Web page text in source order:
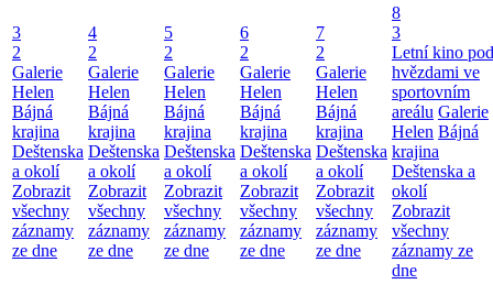
3
2
Galerie
Helen
Bájná
krajina
Deštenska
a okolí
Zobrazit
všechny
záznamy
ze dne
4
2
Galerie
Helen
Bájná
krajina
Deštenska
a okolí
Zobrazit
všechny
záznamy
ze dne
5
2
Galerie
Helen
Bájná
krajina
Deštenska
a okolí
Zobrazit
všechny
záznamy
ze dne
6
2
Galerie
Helen
Bájná
krajina
Deštenska
a okolí
Zobrazit
všechny
záznamy
ze dne
7
2
Galerie
Helen
Bájná
krajina
Deštenska
a okolí
Zobrazit
všechny
záznamy
ze dne
8
3
Letní kino pod
hvězdami ve
sportovním
areálu Galerie
Helen Bájná
krajina
Deštenska a
okolí
Zobrazit
všechny
záznamy ze
dne